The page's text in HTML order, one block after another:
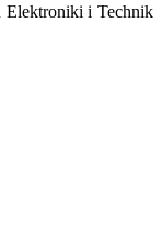
Elektroniki i Technik